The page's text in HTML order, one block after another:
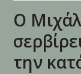
Ο
την